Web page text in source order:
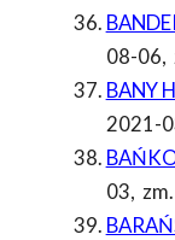
08-06,
BANY
2021-
03,